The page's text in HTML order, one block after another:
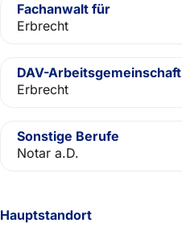
Hauptstandort
Fachanwalt für
Erbrecht
DAV-Arbeitsgemeinschaft
Erbrecht
Sonstige Berufe
Notar a.D.